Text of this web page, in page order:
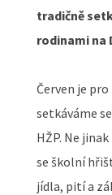
tradičně
rodinami na
Červen je
setkáváme
HŽP. Ne
se školní
jídla, pití a